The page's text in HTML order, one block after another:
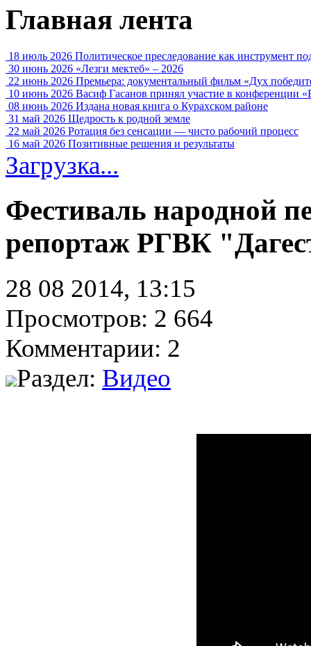
Главная лента
18 июль 2026 Политическое преследование как инструмент
30 июнь 2026 «Лезги мектеб» – 2026
22 июнь 2026 Премьера: документальный фильм «Дух
10 июнь 2026 Васиф Гасанов принял участие в конференции
08 июнь 2026 Издана новая книга о Курахском районе
31 май 2026 Щедрость к родной земле
22 май 2026 Ротация без сенсации — чисто рабочий процесс
16 май 2026 Позитивные решения и результаты
Загрузка...
Фестиваль народной
репортаж РГВК
28 08 2014, 13:15
Просмотров: 2 664
Комментарии: 2
Раздел: Видео